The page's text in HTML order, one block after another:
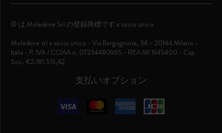
支払いオプション
© は Moleskine Srl の登録商標です a socio unico
Moleskine srl a socio unico - Via Bergognone, 34 – 20144 Milano -
Italia - P. IVA / CCIAA n. 07234480965 - REA MI 1945400 - Cap.
Soc. €2.181.513,42